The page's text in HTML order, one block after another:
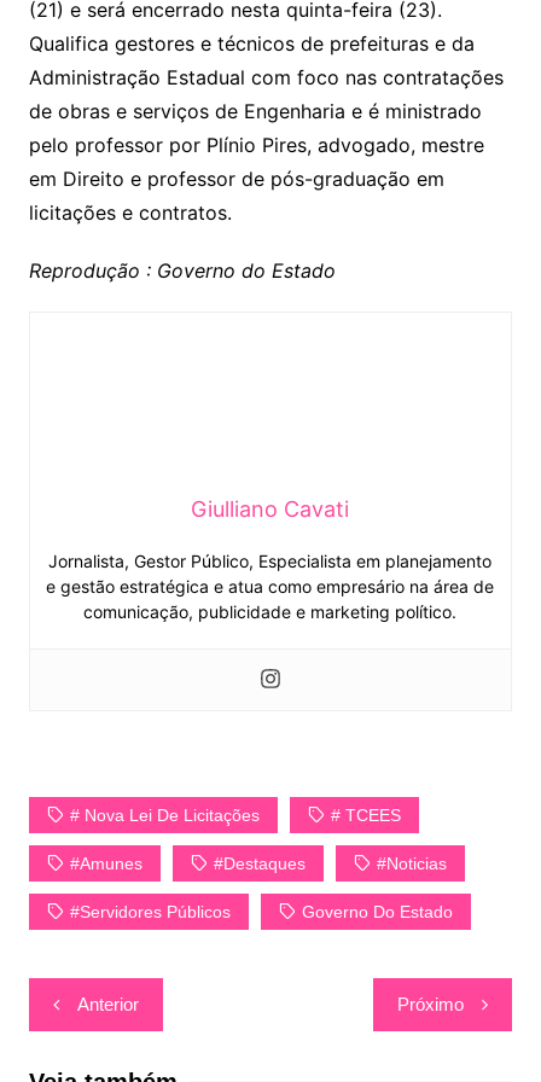
(21) e será encerrado nesta quinta-feira (23).
Qualifica gestores e técnicos de prefeituras e da
Administração Estadual com foco nas contratações
de obras e serviços de Engenharia e é ministrado
pelo professor por Plínio Pires, advogado, mestre
em Direito e professor de pós-graduação em
licitações e contratos.
Reprodução : Governo do Estado
Giulliano Cavati
Jornalista, Gestor Público, Especialista em planejamento
e gestão estratégica e atua como empresário na área de
comunicação, publicidade e marketing político.
# Nova Lei De Licitações # TCEES
#Amunes #Destaques #Noticias
#Servidores Públicos Governo Do Estado
Navegação
de
Post
Anterior Próximo